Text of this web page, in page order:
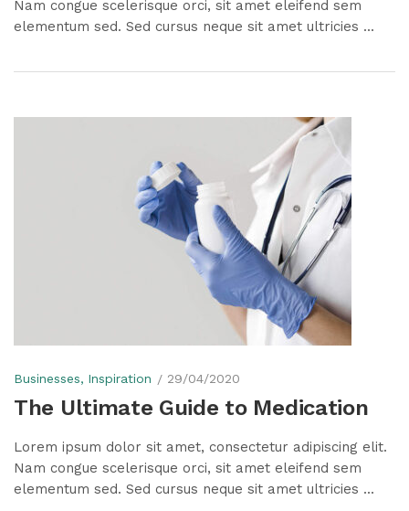
Nam congue scelerisque orci, sit amet eleifend sem
elementum sed. Sed cursus neque sit amet ultricies ...
Businesses Inspiration 29/04/2020
The Ultimate Guide to Medication
Lorem ipsum dolor sit amet, consectetur adipiscing elit.
Nam congue scelerisque orci, sit amet eleifend sem
elementum sed. Sed cursus neque sit amet ultricies ...